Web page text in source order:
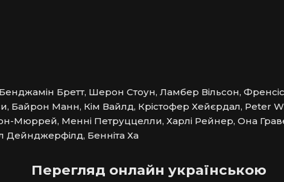
Бенджамін Бретт, Шерон Стоун, Ламбер Вільсон,
Байрон Манн, Кім Вайлд, Крістофер Хейєрдал, Peter
Мюррей, Менні Петруццелли, Харлі Рейнер, Она
Дейнджерфілд, Бенніта Ха
Перегляд онлайн українською